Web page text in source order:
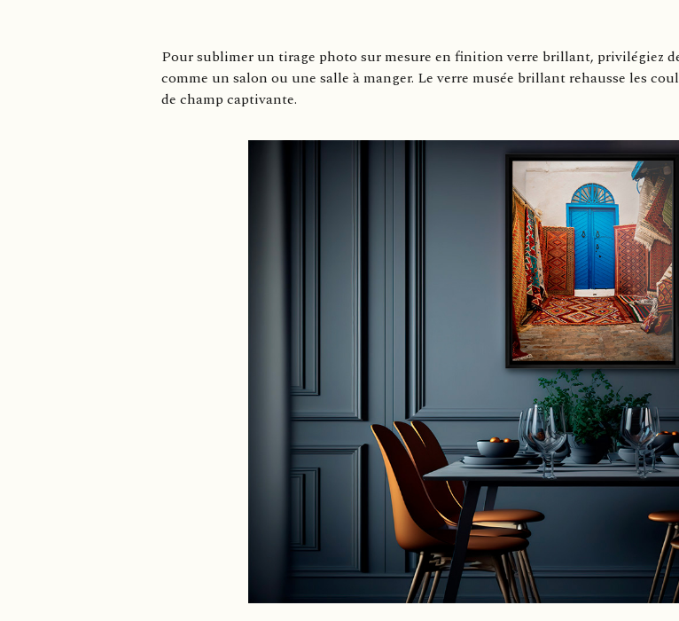
Pour sublimer un tirage photo sur mesure en finition verre brillant, privilégiez
comme un salon ou une salle à manger. Le verre musée brillant rehausse les
de champ captivante.